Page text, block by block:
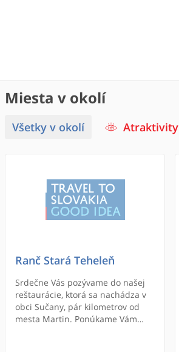
Miesta v okolí
Všetky v okolí Atraktivity
Ranč Stará Teheleň
Srdečne Vás pozývame do našej
reštaurácie, ktorá sa nachádza v
obci Sučany, pár kilometrov od
mesta Martin. Ponúkame Vám